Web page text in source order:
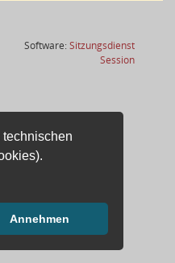
Annehmen
Software:Sitzungsdienst
Session(Wird in